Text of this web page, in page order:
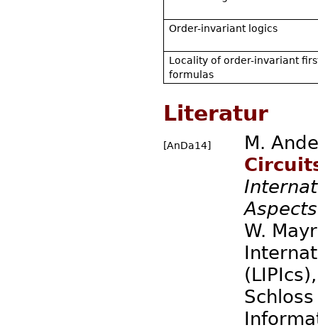
Order-invariant logics
Locality of order-invariant
formulas
Literatur
[AnDa14]
M.
W.